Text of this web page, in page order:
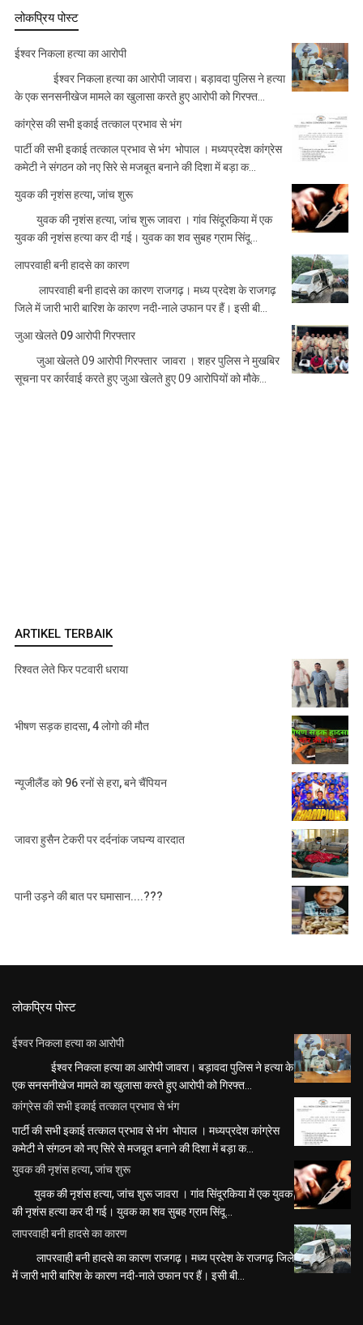
लोकप्रिय पोस्ट
ईश्वर निकला हत्या का आरोपी
ईश्वर निकला हत्या का आरोपी जावरा। बड़ावदा पुलिस ने हत्या
के एक सनसनीखेज मामले का खुलासा करते हुए आरोपी को गिरफ्त...
कांग्रेस की सभी इकाई तत्काल प्रभाव से भंग
पार्टी की सभी इकाई तत्काल प्रभाव से भंग भोपाल । मध्यप्रदेश कांग्रेस
कमेटी ने संगठन को नए सिरे से मजबूत बनाने की दिशा में बड़ा क...
युवक की नृशंस हत्या, जांच शुरू
युवक की नृशंस हत्या, जांच शुरू जावरा । गांव सिंदूरकिया में एक
युवक की नृशंस हत्या कर दी गई। युवक का शव सुबह ग्राम सिंदू...
लापरवाही बनी हादसे का कारण
लापरवाही बनी हादसे का कारण राजगढ़। मध्य प्रदेश के राजगढ़
जिले में जारी भारी बारिश के कारण नदी-नाले उफान पर हैं। इसी बी...
जुआ खेलते 09 आरोपी गिरफ्तार
जुआ खेलते 09 आरोपी गिरफ्तार जावरा । शहर पुलिस ने मुखबिर
सूचना पर कार्रवाई करते हुए जुआ खेलते हुए 09 आरोपियों को मौके...
ARTIKEL TERBAIK
रिश्वत लेते फिर पटवारी धराया
भीषण सड़क हादसा, 4 लोगो की मौत
न्यूजीलैंड को 96 रनों से हरा, बने चैंपियन
जावरा हुसैन टेकरी पर दर्दनांक जघन्य वारदात
पानी उड़ने की बात पर घमासान....???
लोकप्रिय पोस्ट
ईश्वर निकला हत्या का आरोपी
ईश्वर निकला हत्या का आरोपी जावरा। बड़ावदा पुलिस ने हत्या के
एक सनसनीखेज मामले का खुलासा करते हुए आरोपी को गिरफ्त...
कांग्रेस की सभी इकाई तत्काल प्रभाव से भंग
पार्टी की सभी इकाई तत्काल प्रभाव से भंग भोपाल । मध्यप्रदेश कांग्रेस
कमेटी ने संगठन को नए सिरे से मजबूत बनाने की दिशा में बड़ा क...
युवक की नृशंस हत्या, जांच शुरू
युवक की नृशंस हत्या, जांच शुरू जावरा । गांव सिंदूरकिया में एक युवक
की नृशंस हत्या कर दी गई। युवक का शव सुबह ग्राम सिंदू...
लापरवाही बनी हादसे का कारण
लापरवाही बनी हादसे का कारण राजगढ़। मध्य प्रदेश के राजगढ़ जिले
में जारी भारी बारिश के कारण नदी-नाले उफान पर हैं। इसी बी...